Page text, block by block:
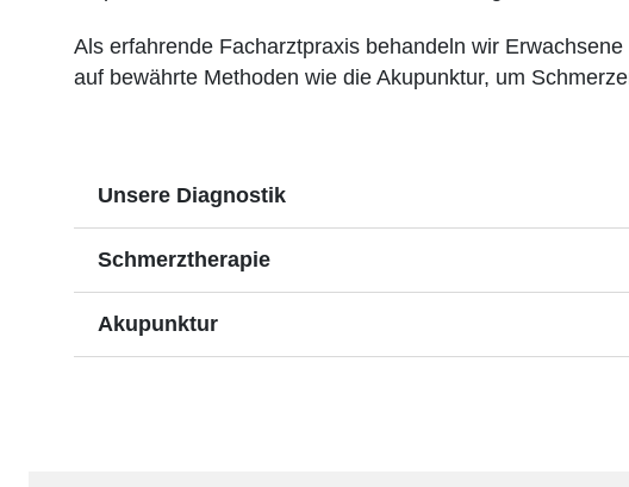
Als erfahrende Facharztpraxis behandeln wir
auf bewährte Methoden wie die Akupunktur, um
Unsere Diagnostik
Schmerztherapie
Akupunktur